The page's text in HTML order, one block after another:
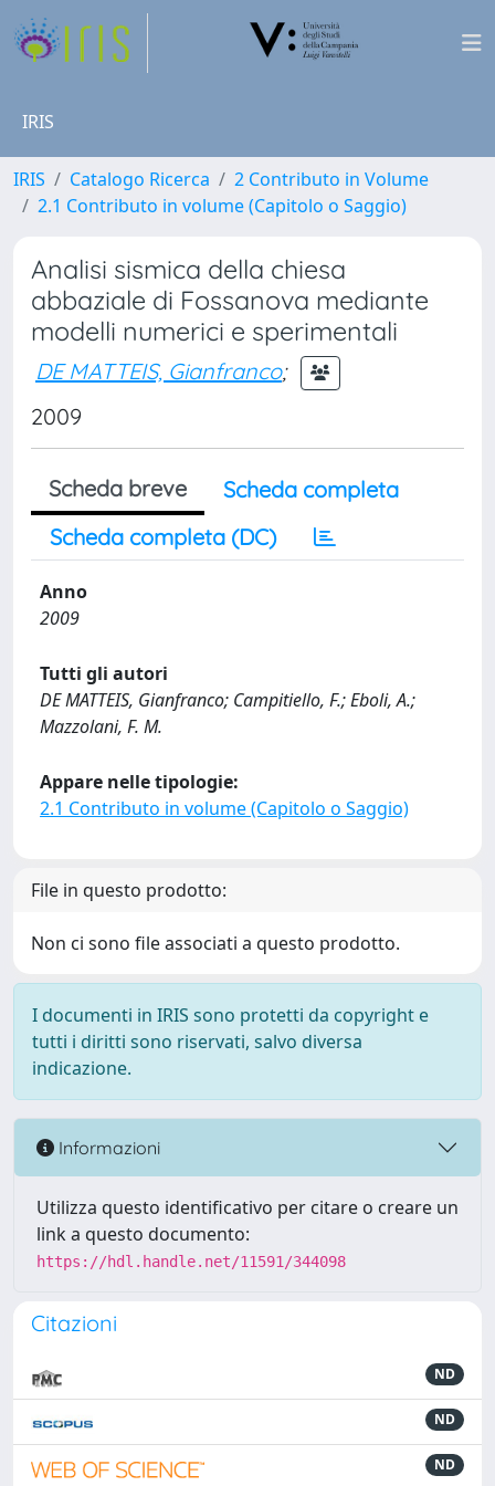
IRIS
IRIS Catalogo Ricerca
2 Contributo in Volume
2.1 Contributo in volume (Capitolo o Saggio)
Analisi sismica della chiesa
abbaziale di Fossanova mediante
modelli numerici e sperimentali
DE MATTEIS, Gianfranco;
2009
Scheda breve
Scheda completa
Scheda completa (DC)
Anno
2009
Tutti gli autori
DE MATTEIS, Gianfranco; Campitiello, F.; Eboli, A.;
Mazzolani, F. M.
Appare nelle tipologie:
2.1 Contributo in volume (Capitolo o Saggio)
File in questo prodotto:
Non ci sono file associati a questo prodotto.
I documenti in IRIS sono protetti da copyright e
tutti i diritti sono riservati, salvo diversa
indicazione.
Informazioni
Utilizza questo identificativo per citare o creare un
link a questo documento:
https://hdl.handle.net/11591/344098
Citazioni
ND
ND
ND